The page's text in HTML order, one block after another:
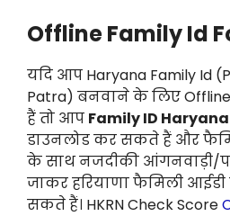
Offline Family Id
यदि आप Haryana Family Id
Patra) बनवाने के लिए
हैं तो आप Family ID
डाउनलोड कर सकते हैं और
के साथ नजदीकी आंगनवाड़ी/
जाकर हरियाणा फैमिली
सकते हैं। HKRN Check Score